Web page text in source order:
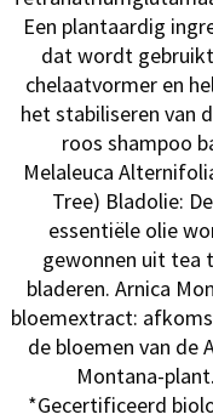
Een plantaardig
dat wordt
chelaatvormer en
het stabiliseren van
roos shampoo
Melaleuca
Tree) Bladolie:
essentiële olie
gewonnen uit tea
bladeren. Arnica
bloemextract:
de bloemen van de
Montana-plant.
*Gecertificeerd